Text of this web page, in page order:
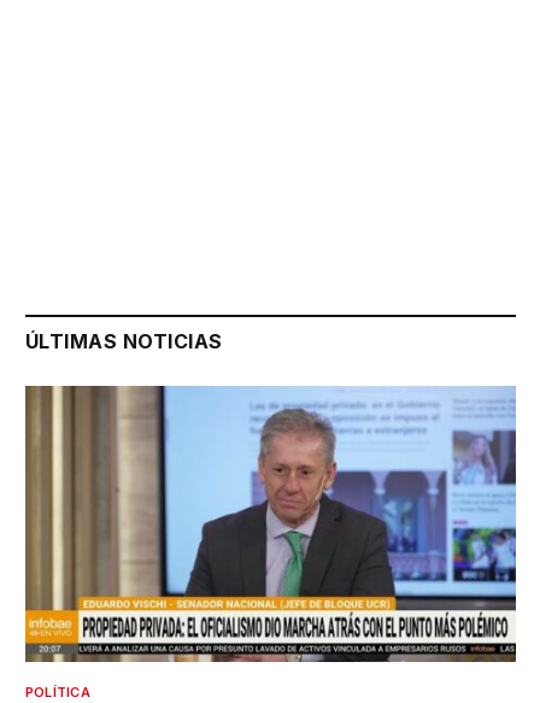
ÚLTIMAS NOTICIAS
POLÍTICA